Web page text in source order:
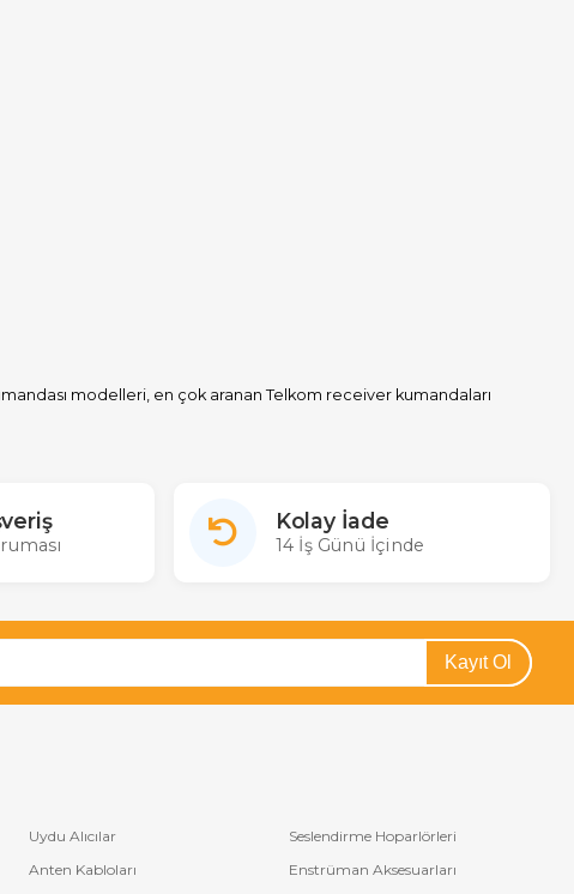
modelleri, en çok aranan Telkom receiver kumandaları
kargo ücretsiz satın alabilirsiniz. Sitemizde gerçek stok aynı gün kargo
sorulan bazı Telkom uydu modelleri: Telkom D-720, DVB-510
Kolay İade
14 İş Günü İçinde
Kayıt Ol
Uydu Alıcılar
Seslendirme Hoparlörleri
Anten Kabloları
Enstrüman Aksesuarları